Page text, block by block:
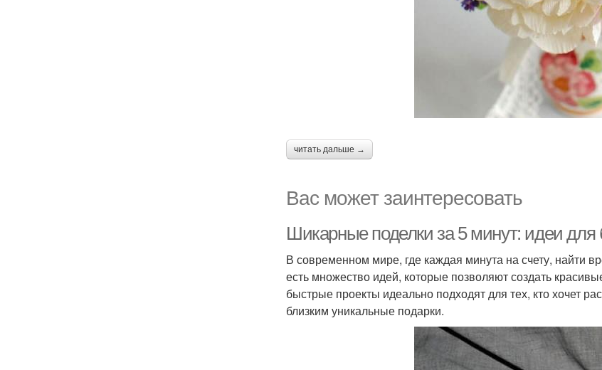
читать дальше →
Вас может заинтересовать
Шикарные поделки за 5 минут: идеи для
В современном мире, где каждая минута на счету, найти
есть множество идей, которые позволяют создать
быстрые проекты идеально подходят для тех, кто хочет
близким уникальные подарки.